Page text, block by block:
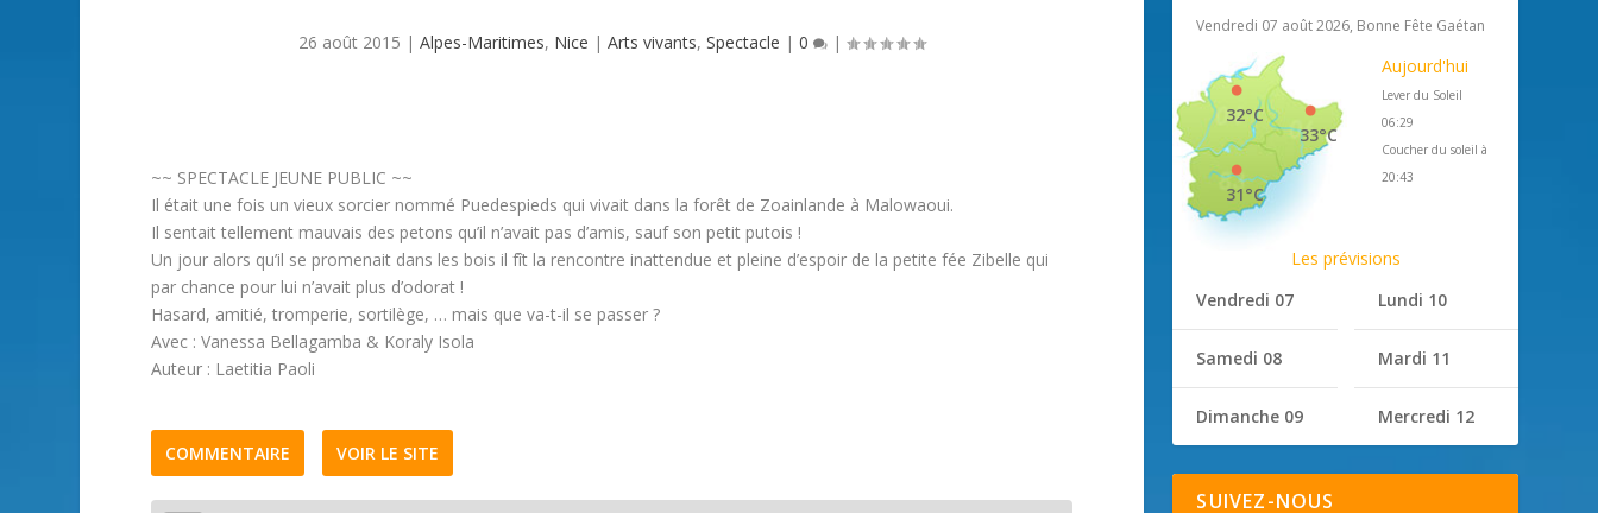
26 août 2015 |Alpes-Maritimes, Nice |Arts vivants,Spectacle |0 |
~~ SPECTACLE JEUNE PUBLIC ~~
Il était une fois un vieux sorcier nommé Puedespieds qui vivait dans la forêt de Zoainlande à Malowaoui.
Il sentait tellement mauvais des petons qu’il n’avait pas d’amis, sauf son petit putois !
Un jour alors qu’il se promenait dans les bois il fît la rencontre inattendue et pleine d’espoir de la petite fée Zibelle qui
par chance pour lui n’avait plus d’odorat !
Hasard, amitié, tromperie, sortilège, … mais que va-t-il se passer ?
Avec : Vanessa Bellagamba & Koraly Isola
Auteur : Laetitia Paoli
COMMENTAIRE VOIR LE SITE
Vendredi 07 août 2026, Bonne Fête Gaétan
33°C
32°C
31°C
Aujourd'hui
Lever du Soleil
06:29
Coucher du soleil à
20:43
Les prévisions
Vendredi 07
Samedi 08
Dimanche 09
Lundi 10
Mardi 11
Mercredi 12
SUIVEZ-NOUS